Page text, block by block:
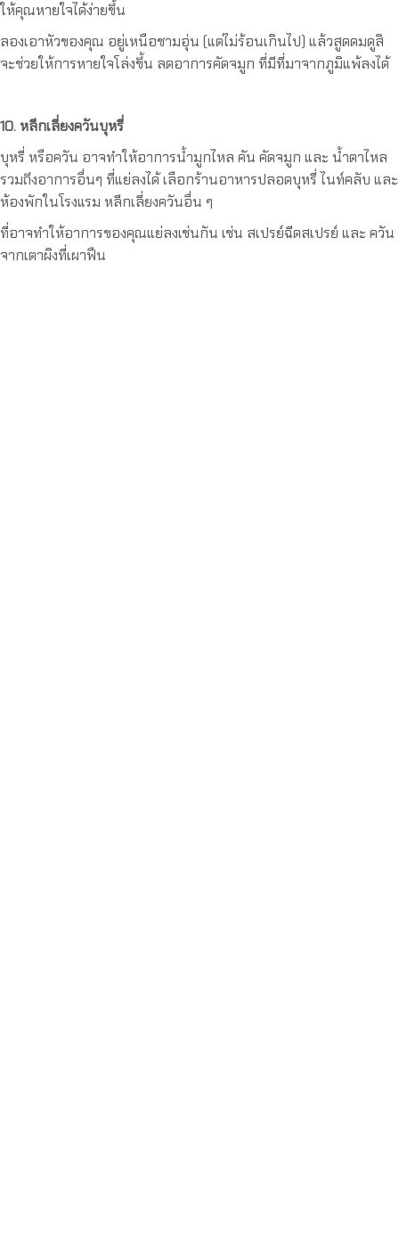
ให้คุณหายใจได้ง่ายขึ้น
ลองเอาหัวของคุณ อยู่เหนือชามอุ่น (แต่ไม่ร้อนเกินไป) แล้วสูดดมดูสิ
จะช่วยให้การหายใจโล่งขึ้น ลดอาการคัดจมูก ที่มีที่มาจากภูมิแพ้ลงได้
10. หลีกเลี่ยงควันบุหรี่
บุหรี่ หรือควัน อาจทำให้อาการน้ำมูกไหล คัน คัดจมูก และ น้ำตาไหล
รวมถึงอาการอื่นๆ ที่แย่ลงได้ เลือกร้านอาหารปลอดบุหรี่ ไนท์คลับ และ
ห้องพักในโรงแรม หลีกเลี่ยงควันอื่น ๆ
ที่อาจทำให้อาการของคุณแย่ลงเช่นกัน เช่น สเปรย์ฉีดสเปรย์ และ ควัน
จากเตาผิงที่เผาฟืน